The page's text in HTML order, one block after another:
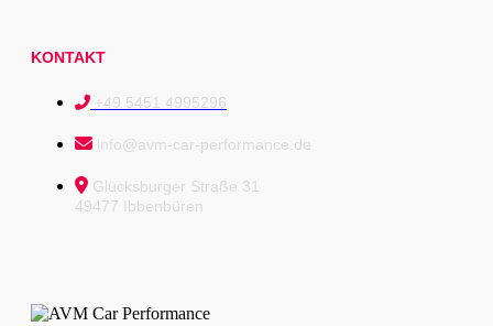
KONTAKT
+49 5451 4995296
info@avm-car-performance.de
Glücksburger Straße 31
49477 Ibbenbüren